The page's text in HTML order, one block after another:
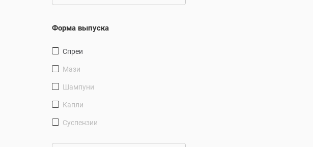
Форма выпуска
Спреи
Мази
Шампуни
Капли
суспензии